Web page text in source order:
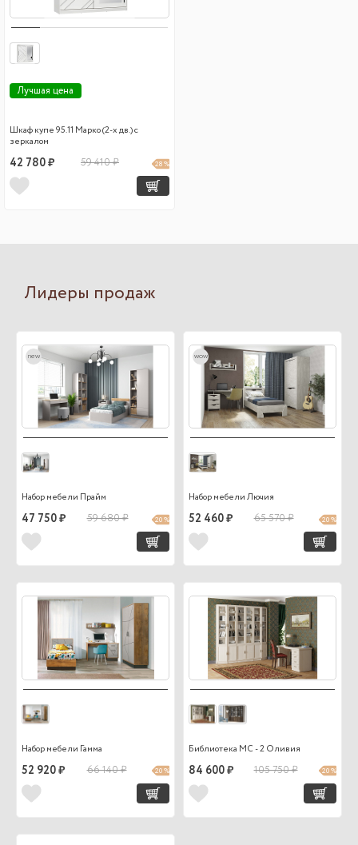
Лучшая цена
Шкаф купе 95.11 Марко (2-х дв.) с
зеркалом
42 780 ₽ 59 410 ₽ 28 %
Лидеры продаж
new
Набор мебели Прайм
47 750 ₽ 59 680 ₽ 20 %
wow
Набор мебели Лючия
52 460 ₽ 65 570 ₽ 20 %
Набор мебели Гамма
52 920 ₽ 66 140 ₽ 20 %
Библиотека МС - 2 Оливия
84 600 ₽ 105 750 ₽ 20 %